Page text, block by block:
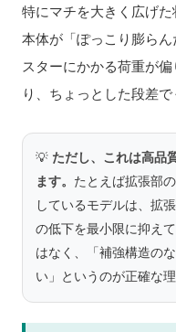
特にマチを大きく広げた
本体が「ぽっこり膨ら
スターにかかる荷重が
り、ちょっとした段差
💡 ただし、これは高品
ます。 たとえば拡張部
しているモデルは、拡
の低下を最小限に抑え
はなく、「補強構造の
い」というのが正確な理